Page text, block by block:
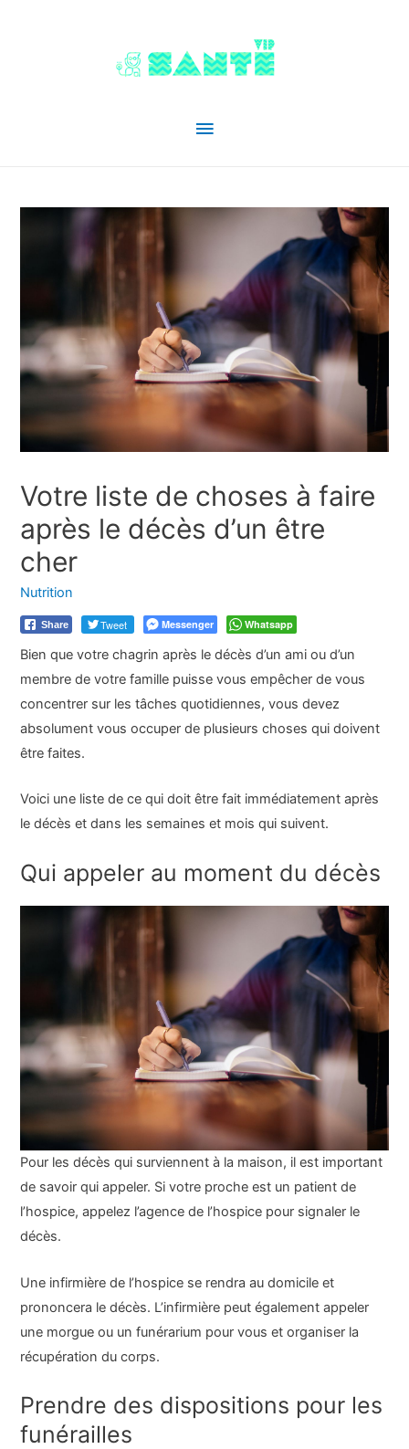
Menu
Votre liste de choses à faire
après le décès d’un être
cher
Nutrition
Share Tweet Messenger Whatsapp
Bien que votre chagrin après le décès d’un ami ou d’un
membre de votre famille puisse vous empêcher de vous
concentrer sur les tâches quotidiennes, vous devez
absolument vous occuper de plusieurs choses qui doivent
être faites.
Voici une liste de ce qui doit être fait immédiatement après
le décès et dans les semaines et mois qui suivent.
Qui appeler au moment du décès
Pour les décès qui surviennent à la maison, il est important
de savoir qui appeler. Si votre proche est un patient de
l’hospice, appelez l’agence de l’hospice pour signaler le
décès.
Une infirmière de l’hospice se rendra au domicile et
prononcera le décès. L’infirmière peut également appeler
une morgue ou un funérarium pour vous et organiser la
récupération du corps.
Prendre des dispositions pour les
funérailles